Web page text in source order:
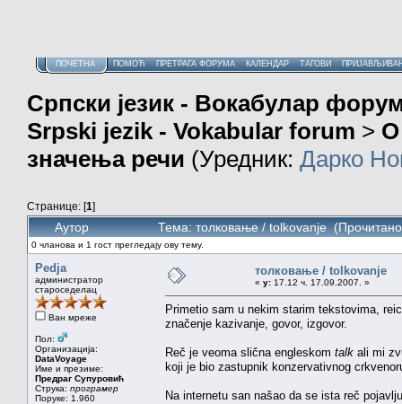
ПОЧЕТНА ПОМОЋ ПРЕТРАГА ФОРУМА КАЛЕНДАР ТАГОВИ
Српски језик - Вокабулар
Srpski jezik - Vokabular forum > О
значења речи (Уредник: Дарко
Странице: [1]
Аутор Тема: толковање / tolkovanje
0 чланова и 1 гост прегледају ову тему.
Pedja
администратор
староседелац
Ван мреже
Пол:
Организација:
DataVoyage
Име и презиме:
Предраг Супуровић
Струка: програмер
Поруке: 1.960
толковање / tolkovanje
« у: 17.12 ч. 17.09.2007. »
Primetio sam u nekim starim tekstovima,
značenje kazivanje, govor, izgovor.
Reč je veoma slična engleskom talk ali mi
koji je bio zastupnik konzervativnog
Na internetu san našao da se ista reč